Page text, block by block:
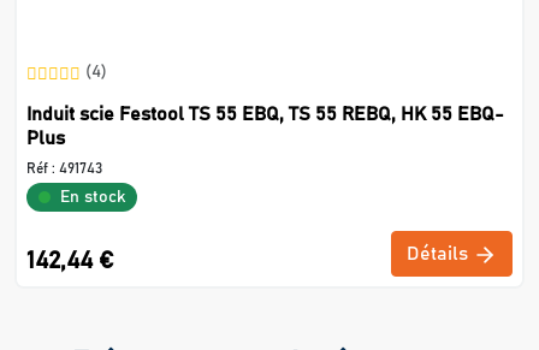
(4)
Induit scie Festool TS 55 EBQ, TS 55 REBQ, HK 55 EBQ-
Plus
Réf : 491743
En stock
142,44 € Détails